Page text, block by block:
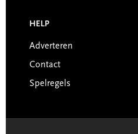
HELP
Adverteren
Contact
Spelregels